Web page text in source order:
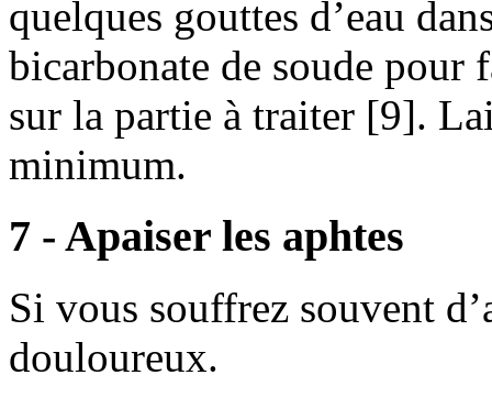
quelques gouttes d’eau
bicarbonate de soude pour
sur la partie à traiter [9].
minimum.
7 - Apaiser les aphtes
Si vous souffrez souvent
douloureux.